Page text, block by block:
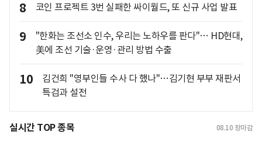
8 코인 프로젝트 3번 실패한 싸이월드, 또 신규 사업 발표
9
"한화는 조선소 인수, 우리는 노하우를 판다"… HD현대,
美에 조선 기술·운영·관리 방법 수출
10
김건희 "영부인들 수사 다 했나"…김기현 부부 재판서
특검과 설전
실시간 TOP 종목 08.10 장마감